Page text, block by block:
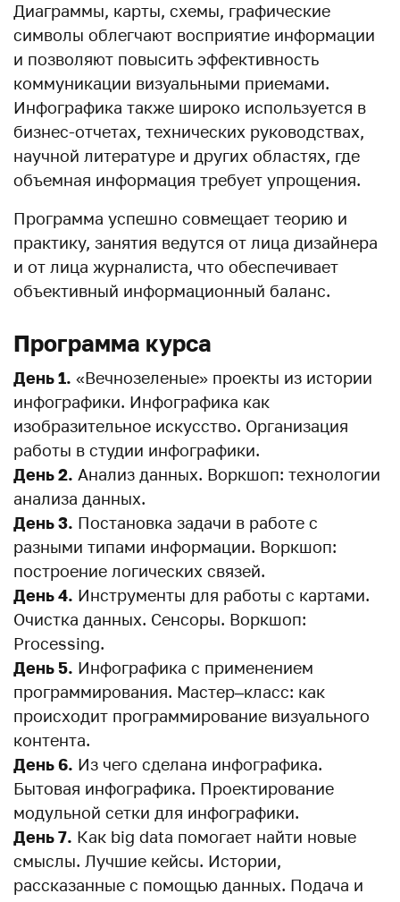
Диаграммы, карты, схемы, графические
символы облегчают восприятие информации
и позволяют повысить эффективность
коммуникации визуальными приемами.
Инфографика также широко используется в
бизнес-отчетах, технических руководствах,
научной литературе и других областях, где
объемная информация требует упрощения.
Программа успешно совмещает теорию и
практику, занятия ведутся от лица дизайнера
и от лица журналиста, что обеспечивает
объективный информационный баланс.
Программа курса
День 1. «Вечнозеленые» проекты из истории
инфографики. Инфографика как
изобразительное искусство. Организация
работы в студии инфографики.
День 2. Анализ данных. Воркшоп: технологии
анализа данных.
День 3. Постановка задачи в работе с
разными типами информации. Воркшоп:
построение логических связей.
День 4. Инструменты для работы с картами.
Очистка данных. Сенсоры. Воркшоп:
Processing.
День 5. Инфографика с применением
программирования. Мастер–класс: как
происходит программирование визуального
контента.
День 6. Из чего сделана инфографика.
Бытовая инфографика. Проектирование
модульной сетки для инфографики.
День 7. Как big data помогает найти новые
смыслы. Лучшие кейсы. Истории,
рассказанные с помощью данных. Подача и